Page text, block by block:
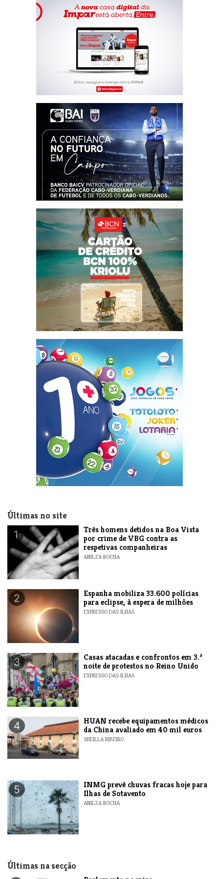
Últimas no site
1
Três homens detidos na Boa Vista
por crime de VBG contra as
respetivas companheiras
ANILZA ROCHA
2
Espanha mobiliza 33.600 polícias
para eclipse, à espera de milhões
EXPRESSO DAS ILHAS
3
Casas atacadas e confrontos em 3.ª
noite de protestos no Reino Unido
EXPRESSO DAS ILHAS
4
HUAN recebe equipamentos médicos
da China avaliado em 40 mil euros
SHEILLA RIBEIRO
5
INMG prevê chuvas fracas hoje para
Ilhas de Sotavento
ANILZA ROCHA
Últimas na secção